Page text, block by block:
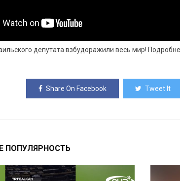
депутата взбудоражили весь мир!
Share On Facebook Tweet It
ПОПУЛЯРНОСТЬ